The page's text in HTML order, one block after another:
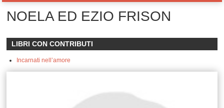
NOELA ED EZIO FRISON
LIBRI CON CONTRIBUTI
Incarnati nell’amore